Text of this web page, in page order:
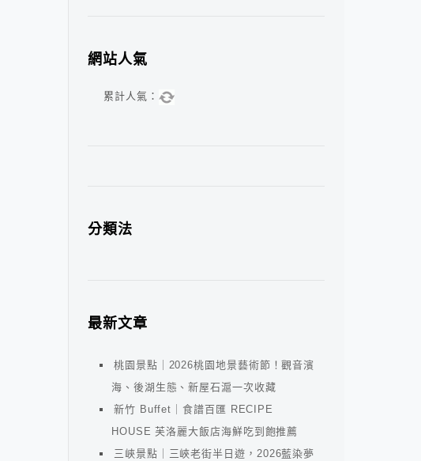
網站人氣
累計人氣：
分類法
最新文章
桃園景點｜2026桃園地景藝術節！觀音濱
海、後湖生態、新屋石滬一次收藏
新竹 Buffet｜食譜百匯 RECIPE
HOUSE 芙洛麗大飯店海鮮吃到飽推薦
三峽景點｜三峽老街半日遊，2026藍染夢